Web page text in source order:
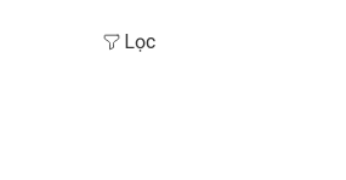
Lọc